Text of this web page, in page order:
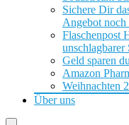
Sichere Dir
Angebot noch
Flaschenpost
unschlagbarer
Geld sparen
Amazon
Weihnachten
Über uns